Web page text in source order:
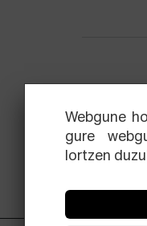
Webgune
gure
lortzen